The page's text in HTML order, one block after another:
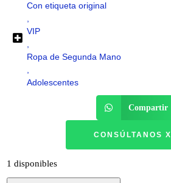
Con etiqueta original
,
VIP
,
Ropa de Segunda Mano
,
Adolescentes
Compartir
CONSÚLTANOS X
1 disponibles